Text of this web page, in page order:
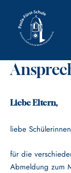
springen
Liebe Eltern,
liebe
für die
Abmeldung zum